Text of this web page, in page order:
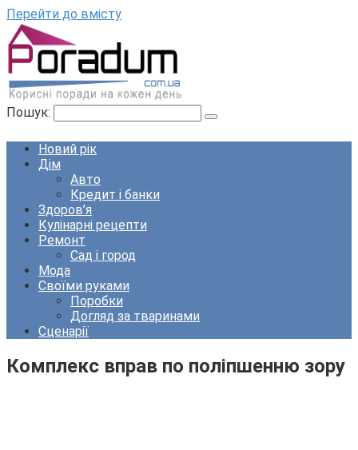
Перейти до вмісту
Пошук:
Новий рік
Дім
Авто
Кредит і банки
Здоров’я
Кулінарні рецепти
Ремонт
Сад і город
Мода
Своїми руками
Поробки
Догляд за тваринами
Сценарії
Комплекс вправ по поліпшенню зору